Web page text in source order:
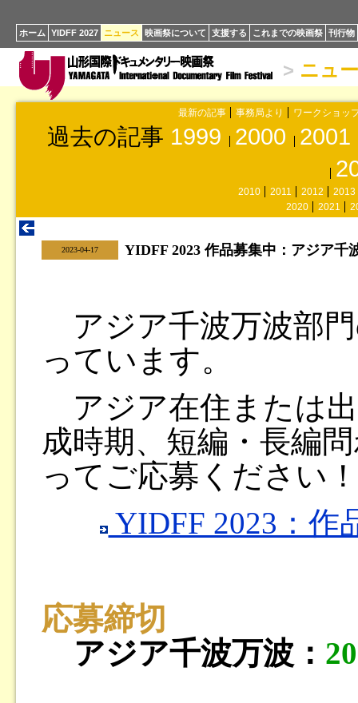
ホーム YIDFF 2027 ニュース 映画祭について 支援する これまでの映画祭 刊行物
> ニュ
最新の記事 事務局より ワークショッ
過去の記事 1999 2000 2001
2010 2011 2012
2013
2020
2021
2023-04-17 YIDFF 2023 作品募集中：アジア千
アジア千波万波部
っています。
アジア在住または
成時期、短編・長編
ってご応募ください！
YIDFF 2023：作
応募締切
アジア千波万波：